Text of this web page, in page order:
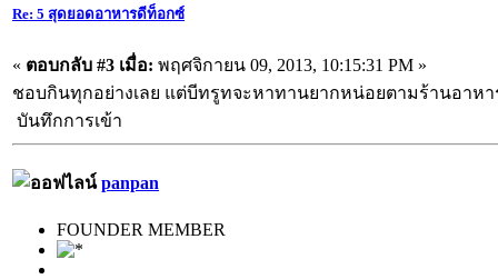
Re: 5 สุดยอดอาหารดีท็อกซ์
« ตอบกลับ #3 เมื่อ: พฤศจิกายน 09, 2013, 10:15:31 PM »
ชอบกินทุกอย่างเลย แต่บีทรูทจะหาทานยากหน่อยตามร้านอาหา
บันทึกการเข้า
panpan
FOUNDER MEMBER